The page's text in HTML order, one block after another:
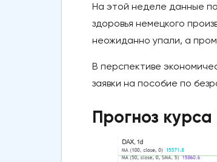
На этой неделе данные
здоровья немецкого
неожиданно упали, а
В перспективе
заявки на пособие по
Прогноз